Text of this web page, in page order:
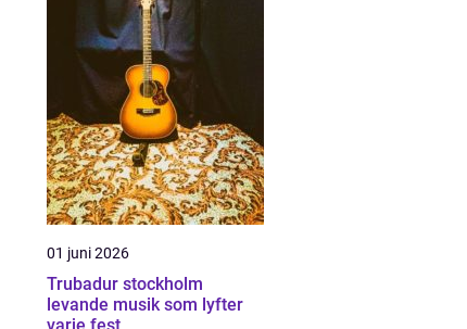
01 juni 2026
Trubadur stockholm
levande musik som lyfter